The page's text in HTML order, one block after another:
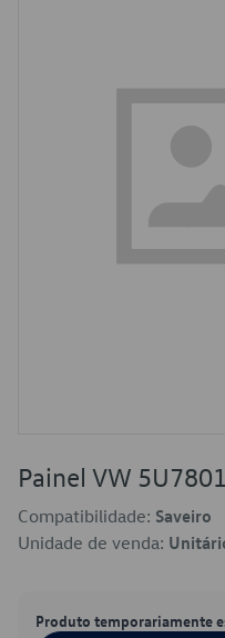
Painel VW
Compatibilidade: Saveiro
Unidade de venda:
Produto temporariamente